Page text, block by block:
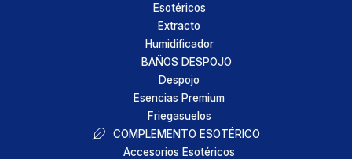
Esotéricos
Extracto
Humidificador
BAÑOS DESPOJO
Despojo
Esencias Premium
Friegasuelos
COMPLEMENTO ESOTÉRICO
Accesorios Esotéricos